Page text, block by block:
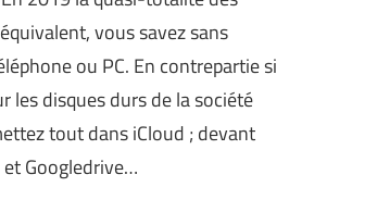
vous savez sans
ou PC. En contrepartie si
les disques durs de la société
tout dans iCloud ; devant
Googledrive…